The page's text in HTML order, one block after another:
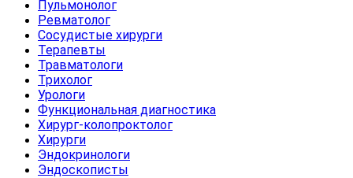
Пульмонолог
Ревматолог
Сосудистые хирурги
Терапевты
Травматологи
Трихолог
Урологи
Функциональная диагностика
Хирург-колопроктолог
Хирурги
Эндокринологи
Эндоскописты